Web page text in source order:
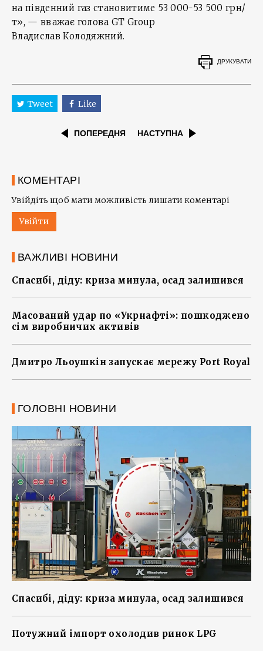
на південний газ становитиме 53 000-53 500 грн/
т», — вважає голова GT Group
Владислав Колодяжний.
ДРУКУВАТИ
Tweet Like
ПОПЕРЕДНЯ НАСТУПНА
КОМЕНТАРІ
Увійдіть щоб мати можливість лишати коментарі
Увійти
ВАЖЛИВІ НОВИНИ
Спасибі, діду: криза минула, осад залишився
Масований удар по «Укрнафті»: пошкоджено
сім виробничих активів
Дмитро Льоушкін запускає мережу Port Royal
ГОЛОВНІ НОВИНИ
Спасибі, діду: криза минула, осад залишився
Потужний імпорт охолодив ринок LPG